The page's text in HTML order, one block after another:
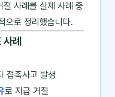
절 사례를 실제 사례 중
으로 정리했습니다.
례
접촉사고 발생
로 지급 거절